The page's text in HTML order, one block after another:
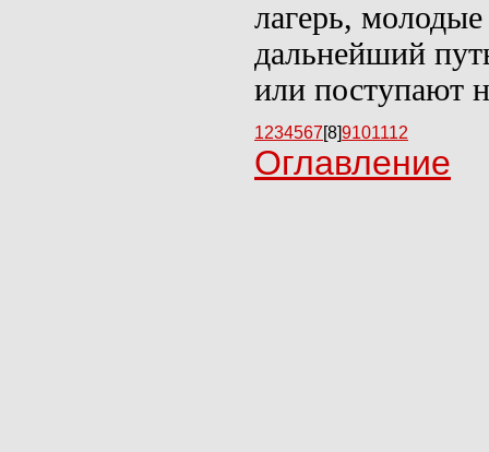
лагерь,
дальнейший
или поступают
1234567[8]9101112
Оглавление